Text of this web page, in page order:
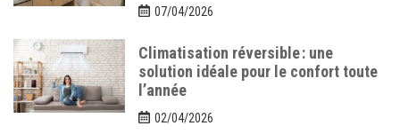
07/04/2026
Climatisation réversible : une
solution idéale pour le confort toute
l’année
02/04/2026